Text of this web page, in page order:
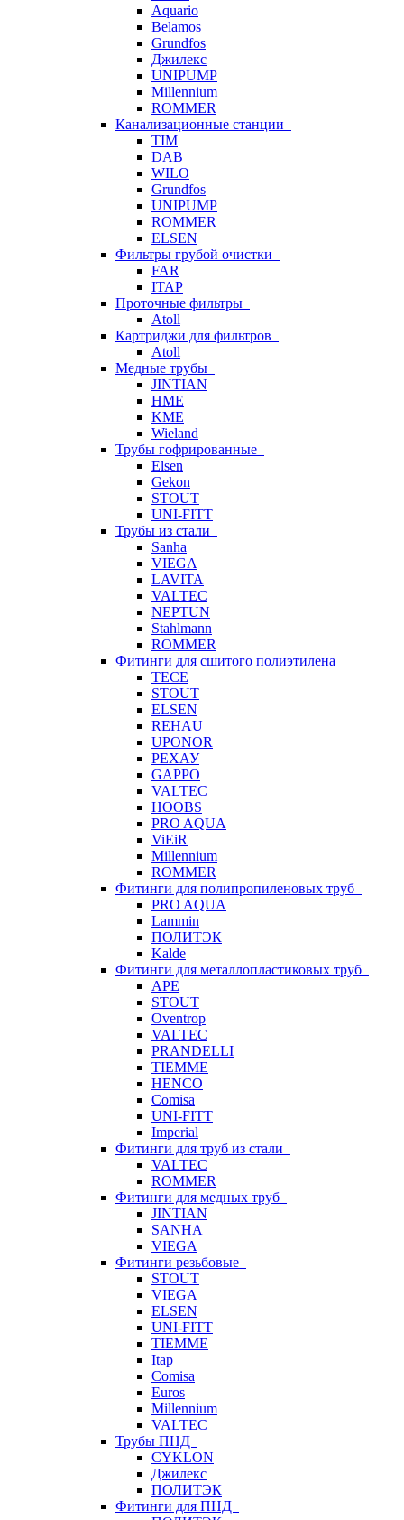
Aquario
Belamos
Grundfos
Джилекс
UNIPUMP
Millennium
ROMMER
Канализационные станции
TIM
DAB
WILO
Grundfos
UNIPUMP
ROMMER
ELSEN
Фильтры грубой очистки
FAR
ITAP
Проточные фильтры
Atoll
Картриджи для фильтров
Atoll
Медные трубы
JINTIAN
HME
KME
Wieland
Трубы гофрированные
Elsen
Gekon
STOUT
UNI-FITT
Трубы из стали
Sanha
VIEGA
LAVITA
VALTEC
NEPTUN
Stahlmann
ROMMER
Фитинги для сшитого полиэтилена
TECE
STOUT
ELSEN
REHAU
UPONOR
РЕХАУ
GAPPO
VALTEC
HOOBS
PRO AQUA
ViEiR
Millennium
ROMMER
Фитинги для полипропиленовых труб
PRO AQUA
Lammin
ПОЛИТЭК
Kalde
Фитинги для металлопластиковых труб
APE
STOUT
Oventrop
VALTEC
PRANDELLI
TIEMME
HENCO
Comisa
UNI-FITT
Imperial
Фитинги для труб из стали
VALTEC
ROMMER
Фитинги для медных труб
JINTIAN
SANHA
VIEGA
Фитинги резьбовые
STOUT
VIEGA
ELSEN
UNI-FITT
TIEMME
Itap
Comisa
Euros
Millennium
VALTEC
Трубы ПНД
CYKLON
Джилекс
ПОЛИТЭК
Фитинги для ПНД